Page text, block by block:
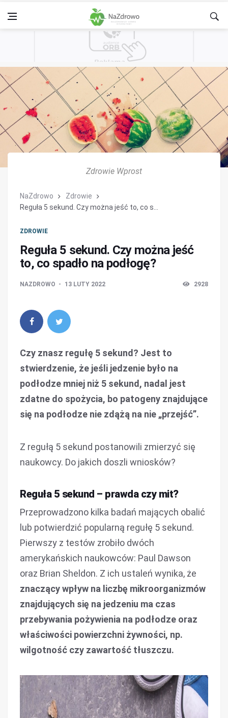
Zdrowie Wprost
NaZdrowo
Zdrowie
Reguła 5 sekund. Czy można jeść to, co s...
ZDROWIE
Reguła 5 sekund. Czy można jeść
to, co spadło na podłogę?
NAZDROWO 13 LUTY 2022 2928
Czy znasz regułę 5 sekund? Jest to
stwierdzenie, że jeśli jedzenie było na
podłodze mniej niż 5 sekund, nadal jest
zdatne do spożycia, bo patogeny znajdujące
się na podłodze nie zdążą na nie „przejść”.
Z regułą 5 sekund postanowili zmierzyć się
naukowcy. Do jakich doszli wniosków?
Reguła 5 sekund – prawda czy mit?
Przeprowadzono kilka badań mających obalić
lub potwierdzić popularną regułę 5 sekund.
Pierwszy z testów zrobiło dwóch
amerykańskich naukowców: Paul Dawson
oraz Brian Sheldon. Z ich ustaleń wynika, że
znaczący wpływ na liczbę mikroorganizmów
znajdujących się na jedzeniu ma czas
przebywania pożywienia na podłodze oraz
właściwości powierzchni żywności, np.
wilgotność czy zawartość tłuszczu.